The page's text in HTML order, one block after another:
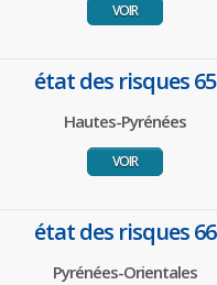
VOIR
état des risques 65
Hautes-Pyrénées
VOIR
état des risques 66
Pyrénées-Orientales